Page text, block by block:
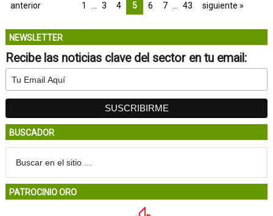
anterior
1 3 4 5 6 7 43
siguiente »
NEWSLETTER
Recibe las noticias clave del sector en tu email:
BUSCADOR
PATROCINIO ORO